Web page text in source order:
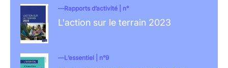
Rapports d’activité | n°
L'action sur le terrain 2023
L’essentiel | n°9